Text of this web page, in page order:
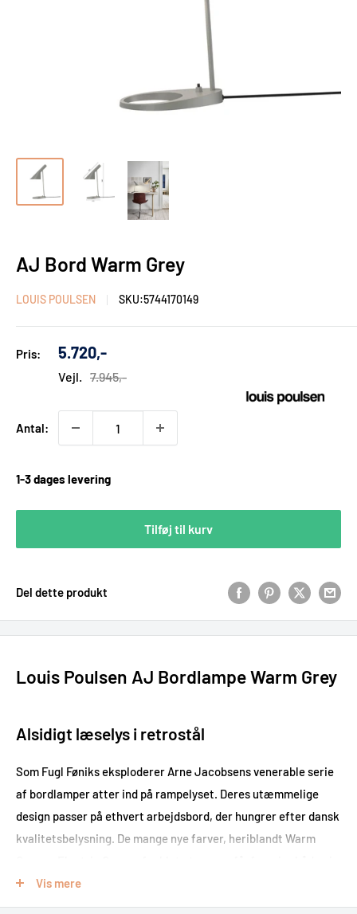
AJ Bord Warm Grey
LOUIS POULSEN SKU:5744170149
Pris:
Udsalgs
5.720,-
Vejl. 7.945,-
Antal:
1-3 dages levering
Tilføj til kurv
Del dette produkt
Louis Poulsen AJ Bordlampe Warm Grey
Alsidigt læselys i retrostål
Som Fugl Føniks eksploderer Arne Jacobsens venerable serie
af bordlamper atter ind på rampelyset. Deres utæmmelige
design passer på ethvert arbejdsbord, der hungrer efter dansk
kvalitetsbelysning. De mange nye farver, heriblandt Warm
og sjæl mens lyset gør ethvert alternativ til skamme. AJ
Bordlamper er ikke kun til at se med - de griber dybt ind, og
Vis mere